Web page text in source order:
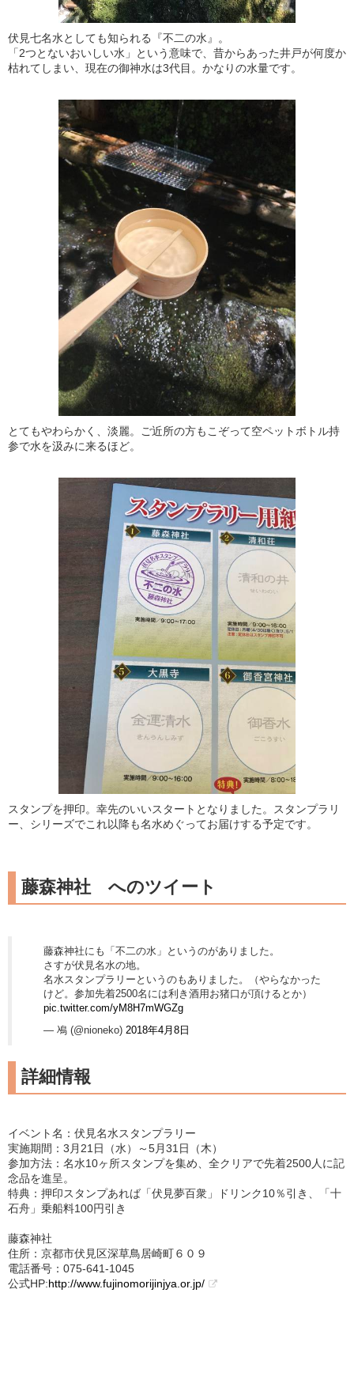
伏見七名水としても知られる『不二の水』。
「2つとないおいしい水」という意味で、昔からあった井戸が何度か
枯れてしまい、現在の御神水は3代目。かなりの水量です。
とてもやわらかく、淡麗。ご近所の方もこぞって空ペットボトル持
参で水を汲みに来るほど。
スタンプを押印。幸先のいいスタートとなりました。スタンプラリ
ー、シリーズでこれ以降も名水めぐってお届けする予定です。
藤森神社 へのツイート
藤森神社にも「不二の水」というのがありました。
さすが伏見名水の地。
名水スタンプラリーというのもありました。（やらなかった
けど。参加先着2500名には利き酒用お猪口が頂けるとか）
pic.twitter.com/yM8H7mWGZg
— 鳰 (@nioneko) 2018年4月8日
詳細情報
イベント名：伏見名水スタンプラリー
実施期間：3月21日（水）～5月31日（木）
参加方法：名水10ヶ所スタンプを集め、全クリアで先着2500人に記
念品を進呈。
特典：押印スタンプあれば「伏見夢百衆」ドリンク10％引き、「十
石舟」乗船料100円引き
藤森神社
住所：京都市伏見区深草鳥居崎町６０９
電話番号：075-641-1045
公式HP:http://www.fujinomorijinjya.or.jp/